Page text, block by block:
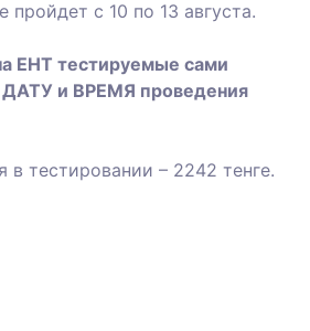
пройдет с 10 по 13 августа.
ЕНТ тестируемые сами
и ВРЕМЯ проведения
в тестировании – 2242 тенге.